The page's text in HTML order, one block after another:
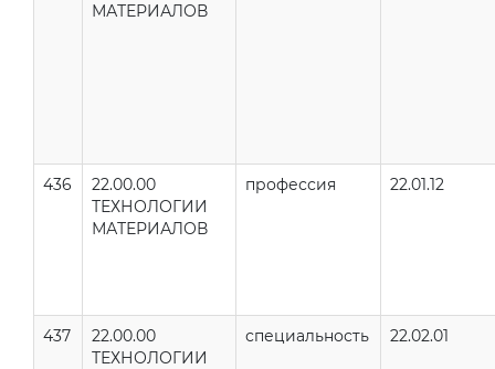
МАТЕРИАЛОВ
436
22.00.00
ТЕХНОЛОГИИ
МАТЕРИАЛОВ
профессия 22.01.12
437
22.00.00
ТЕХНОЛОГИИ
специальность 22.02.01